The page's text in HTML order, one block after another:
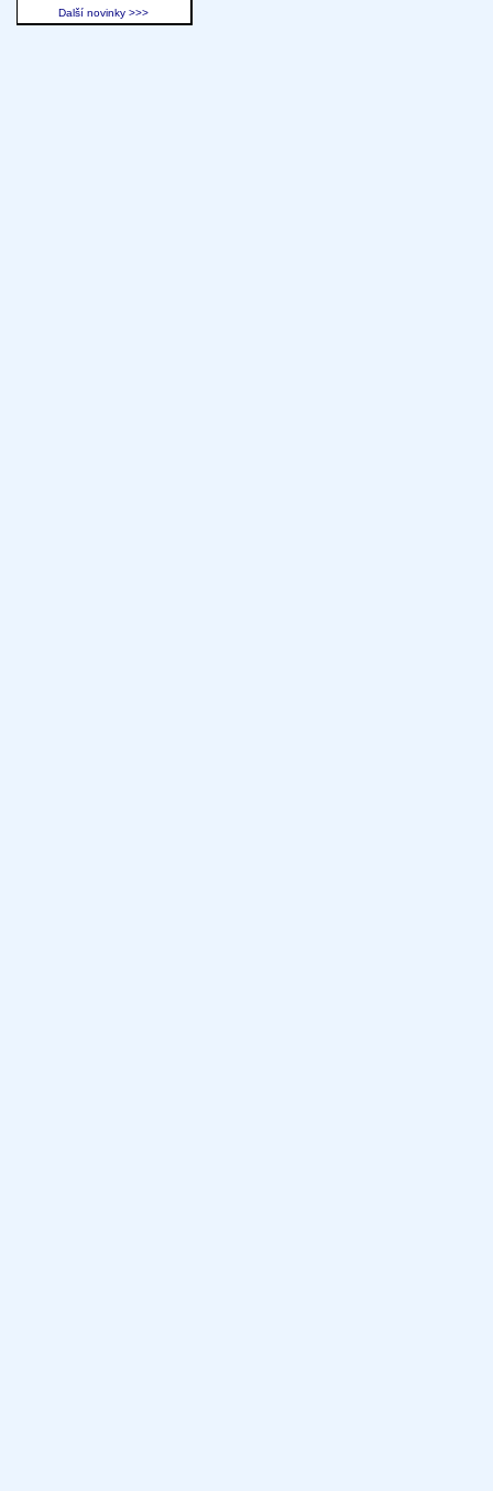
Další novinky >>>